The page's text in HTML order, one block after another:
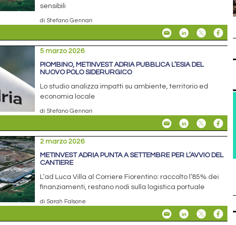
sensibili
di Stefano Gennari
5 marzo 2026
PIOMBINO, METINVEST ADRIA PUBBLICA L’ESIA DEL
NUOVO POLO SIDERURGICO
Lo studio analizza impatti su ambiente, territorio ed
economia locale
di Stefano Gennari
2 marzo 2026
METINVEST ADRIA PUNTA A SETTEMBRE PER L’AVVIO DEL
CANTIERE
L’ad Luca Villa al Corriere Fiorentino: raccolto l’85% dei
finanziamenti, restano nodi sulla logistica portuale
di Sarah Falsone